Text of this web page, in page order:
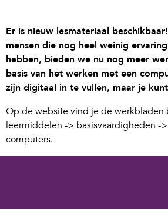
Er is nieuw lesmateriaal
mensen die nog heel weinig
hebben, bieden we nu nog meer
basis van het werken met een
zijn digitaal in te vullen, maar je
Op de website vind je de werkbladen
leermiddelen -> basisvaardigheden -
computers.